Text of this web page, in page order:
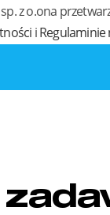
z o.ona
i